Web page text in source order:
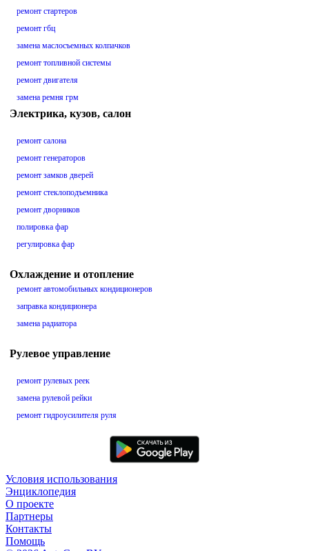
ремонт стартеров
ремонт гбц
замена маслосъемных колпачков
ремонт топливной системы
ремонт двигателя
замена ремня грм
Электрика, кузов, салон
ремонт салона
ремонт генераторов
ремонт замков дверей
ремонт стеклоподъемника
ремонт дворников
полировка фар
регулировка фар
Охлаждение и отопление
ремонт автомобильных кондиционеров
заправка кондиционера
замена радиатора
Рулевое управление
ремонт рулевых реек
замена рулевой рейки
ремонт гидроусилителя руля
Условия использования
Энциклопедия
О проекте
Партнеры
Контакты
Помощь